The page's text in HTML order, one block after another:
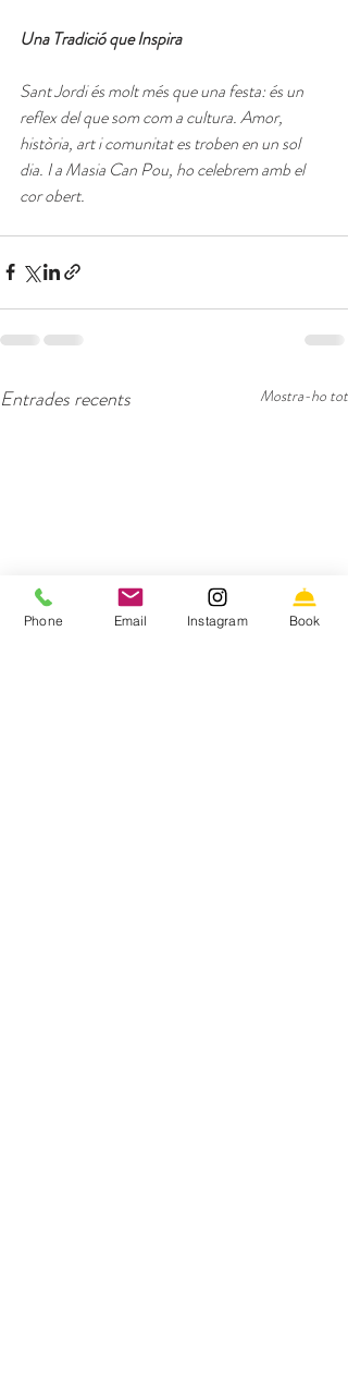
Una Tradició que Inspira
Sant Jordi és molt més que una festa: és un
reflex del que som com a cultura. Amor,
història, art i comunitat es troben en un sol
dia. I a Masia Can Pou, ho celebrem amb el
cor obert.
Entrades recents Mostra-ho tot
Phone Email Instagram Book